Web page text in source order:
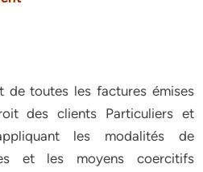
de toutes les factures émises
des clients Particuliers et
les modalités de
et les moyens coercitifs